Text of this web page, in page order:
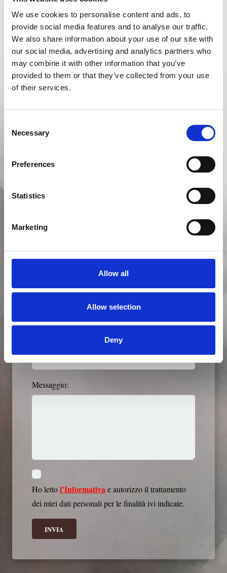
We use cookies to personalise content and ads, to
provide social media features and to analyse our traffic.
We also share information about your use of our site with
our social media, advertising and analytics partners who
may combine it with other information that you’ve
provided to them or that they’ve collected from your use
of their services.
Selection
Necessary
Preferences
Statistics
Marketing
Allow all
Allow selection
Deny
Compila il modulo per essere contattato al più
presto da un nostro consulente.
*Nome e Cognome:
Telefono:
Messaggio:
Ho lettol’Informativae autorizzo il trattamento
dei miei dati personali per le finalità ivi indicate.